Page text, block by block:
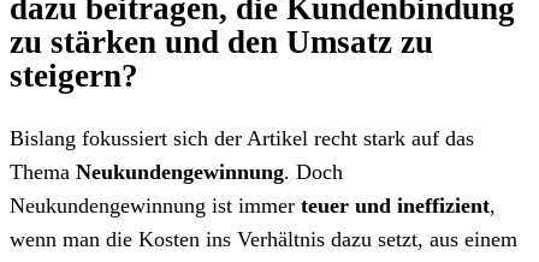
dazu beitragen, die Kundenbindung
zu stärken und den Umsatz zu
steigern?
Bislang fokussiert sich der Artikel recht stark auf das
Thema Neukundengewinnung. Doch
Neukundengewinnung ist immer teuer und ineffizient,
wenn man die Kosten ins Verhältnis dazu setzt, aus einem